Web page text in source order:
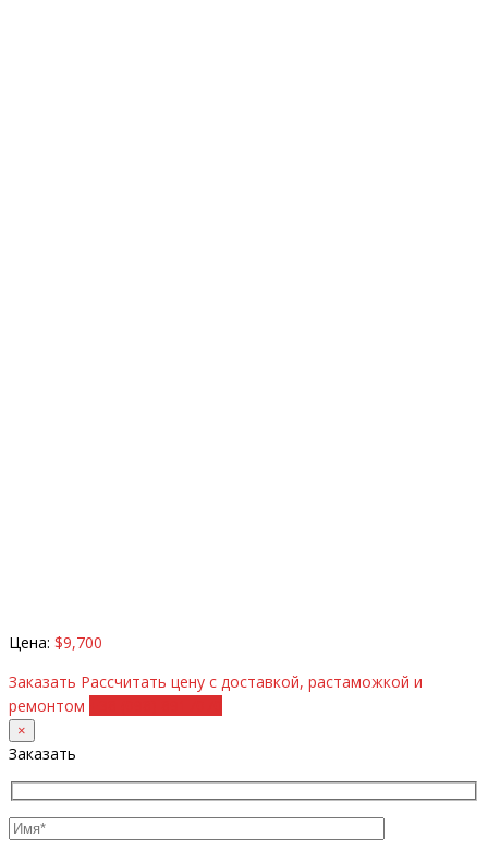
Цена: $9,700
Заказать Рассчитать цену с доставкой, растаможкой и
ремонтом
×
Заказать